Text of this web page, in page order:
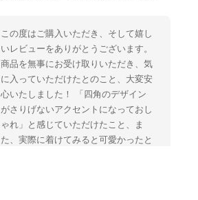
この度はご購入いただき、そして嬉し
いレビューをありがとうございます。
商品を無事にお受け取りいただき、気
に入っていただけたとのこと、大変安
心いたしました！ 「四角のデザイン
がさりげないアクセントになっておし
ゃれ」と感じていただけたこと、ま
た、実際に着けてみると可愛かったと